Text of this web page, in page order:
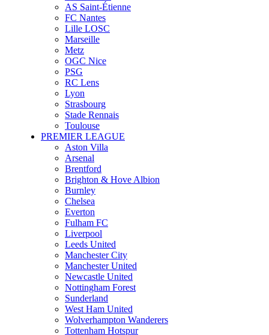
AS Saint-Étienne
FC Nantes
Lille LOSC
Marseille
Metz
OGC Nice
PSG
RC Lens
Lyon
Strasbourg
Stade Rennais
Toulouse
PREMIER LEAGUE
Aston Villa
Arsenal
Brentford
Brighton & Hove Albion
Burnley
Chelsea
Everton
Fulham FC
Liverpool
Leeds United
Manchester City
Manchester United
Newcastle United
Nottingham Forest
Sunderland
West Ham United
Wolverhampton Wanderers
Tottenham Hotspur